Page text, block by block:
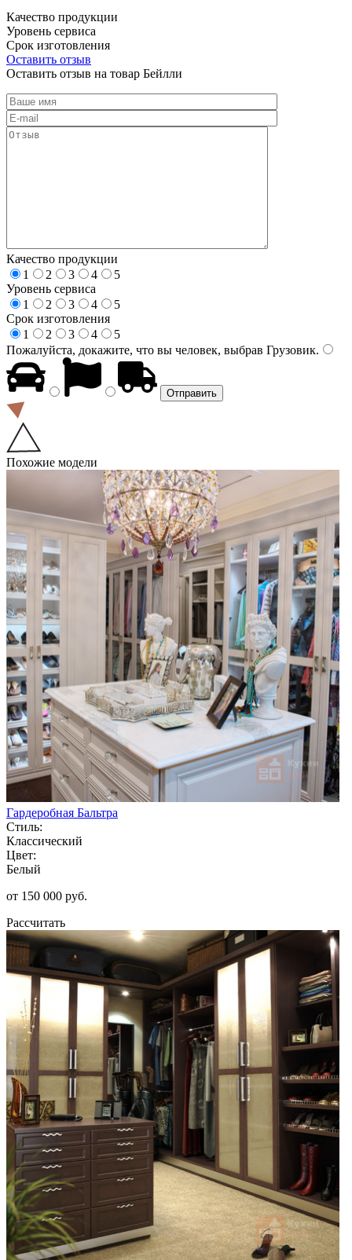
Качество продукции
Уровень сервиса
Срок изготовления
Оставить отзыв
Оставить отзыв на товар Бейлли
Качество продукции
1
2 3 4
5
Уровень сервиса
1
2 3 4
5
Срок изготовления
1
2 3 4
5
Пожалуйста, докажите, что вы человек, выбрав Грузовик.
Похожие модели
Гардеробная Бальтра
Стиль:
Классический
Цвет:
Белый
от 150 000 руб.
Рассчитать